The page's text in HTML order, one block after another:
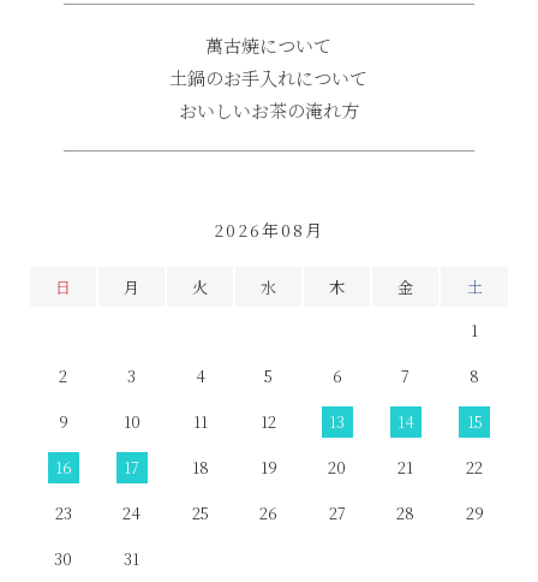
萬古焼について
土鍋のお手入れについて
おいしいお茶の淹れ方
2026年08月
日 月 火 水 木 金
土
1
2
3 4 5 6 7
8
9
10 11 12 13 14
15
16
17 18 19 20 21
22
23
24 25 26 27 28
29
30
31